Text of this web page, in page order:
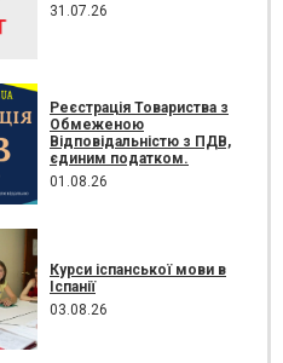
31.07.26
Реєстрація Товариства з
Обмеженою
Відповідальністю з ПДВ,
єдиним податком.
01.08.26
Курси іспанської мови в
Іспанії
03.08.26